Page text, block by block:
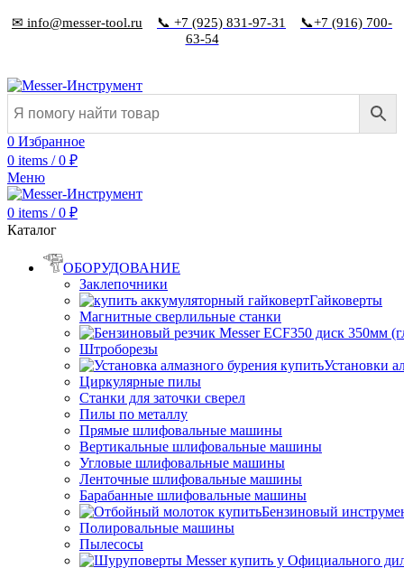
✉ info@messer-tool.ru 📞 +7 (925) 831-97-31
📞+7 (916) 700-
63-54
0 Избранное
0 items / 0 ₽
Меню
0 items / 0 ₽
Каталог
ОБОРУДОВАНИЕ
Заклепочники
Гайковерты
Магнитные сверлильные станки
Штроборезы
Установки
Циркулярные пилы
Станки для заточки сверел
Пилы по металлу
Прямые шлифовальные машины
Вертикальные шлифовальные машины
Угловые шлифовальные машины
Ленточные шлифовальные машины
Барабанные шлифовальные машины
Бензиновый
Полировальные машины
Пылесосы